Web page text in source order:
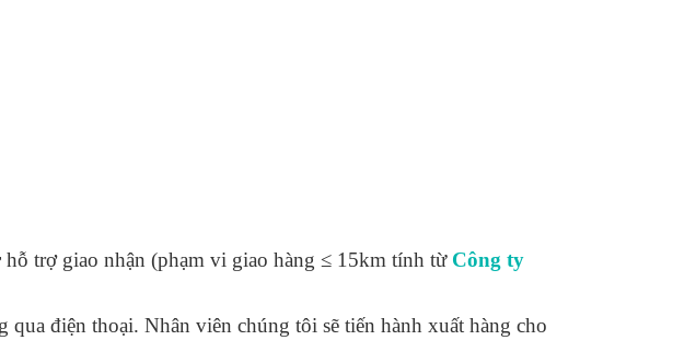
hỗ trợ giao nhận (phạm vi giao hàng ≤ 15km tính từ Công ty
điện thoại. Nhân viên chúng tôi sẽ tiến hành xuất hàng cho